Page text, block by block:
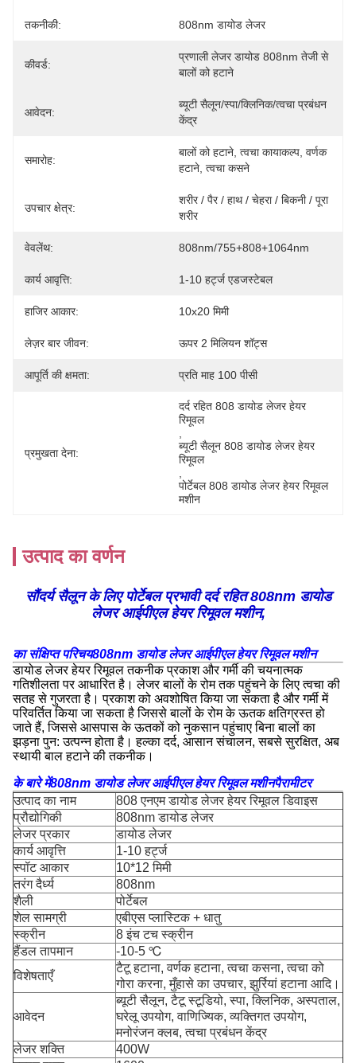
तकनीकी: 808nm डायोड लेजर
कीवर्ड:
प्रणाली लेजर डायोड 808nm तेजी से
बालों को हटाने
आवेदन:
ब्यूटी सैलून/स्पा/क्लिनिक/त्वचा प्रबंधन
केंद्र
समारोह:
बालों को हटाने, त्वचा कायाकल्प, वर्णक
हटाने, त्वचा कसने
उपचार क्षेत्र:
शरीर / पैर / हाथ / चेहरा / बिकनी / पूरा
शरीर
वेवलेंथ: 808nm/755+808+1064nm
कार्य आवृत्ति: 1-10 हर्ट्ज एडजस्टेबल
हाजिर आकार: 10x20 मिमी
लेज़र बार जीवन: ऊपर 2 मिलियन शॉट्स
आपूर्ति की क्षमता: प्रति माह 100 पीसी
प्रमुखता देना:
दर्द रहित 808 डायोड लेजर हेयर
रिमूवल
ब्यूटी सैलून 808 डायोड लेजर हेयर
रिमूवल
पोर्टेबल 808 डायोड लेजर हेयर रिमूवल
मशीन
उत्पाद का वर्णन
सौंदर्य सैलून के लिए पोर्टेबल प्रभावी दर्द रहित 808nm डायोड
लेजर आईपीएल हेयर रिमूवल मशीन,
का संक्षिप्त परिचय808nm डायोड लेजर आईपीएल हेयर रिमूवल मशीन
डायोड लेजर हेयर रिमूवल तकनीक प्रकाश और गर्मी की चयनात्मक
गतिशीलता पर आधारित है। लेजर बालों के रोम तक पहुंचने के लिए त्वचा की
सतह से गुजरता है। प्रकाश को अवशोषित किया जा सकता है और गर्मी में
परिवर्तित किया जा सकता है जिससे बालों के रोम के ऊतक क्षतिग्रस्त हो
जाते हैं, जिससे आसपास के ऊतकों को नुकसान पहुंचाए बिना बालों का
झड़ना पुन: उत्पन्न होता है। हल्का दर्द, आसान संचालन, सबसे सुरक्षित, अब
स्थायी बाल हटाने की तकनीक।
के बारे में808nm डायोड लेजर आईपीएल हेयर रिमूवल मशीनपैरामीटर
उत्पाद का नाम
808 एनएम डायोड लेजर हेयर रिमूवल डिवाइस
प्रौद्योगिकी
808nm डायोड लेजर
लेजर प्रकार
डायोड लेजर
कार्य आवृत्ति
1-10 हर्ट्ज
स्पॉट आकार
10*12 मिमी
तरंग दैर्ध्य
808nm
शैली
पोर्टेबल
शेल सामग्री
एबीएस प्लास्टिक + धातु
स्क्रीन
8 इंच टच स्क्रीन
हैंडल तापमान
-10-5 ℃
विशेषताएँ
टैटू हटाना, वर्णक हटाना, त्वचा कसना, त्वचा को
गोरा करना, मुँहासे का उपचार, झुर्रियां हटाना आदि।
आवेदन
ब्यूटी सैलून, टैटू स्टूडियो, स्पा, क्लिनिक, अस्पताल,
घरेलू उपयोग, वाणिज्यिक, व्यक्तिगत उपयोग,
मनोरंजन क्लब, त्वचा प्रबंधन केंद्र
लेजर शक्ति
400W